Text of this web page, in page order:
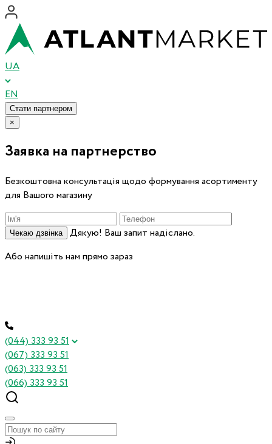
UA
EN
Стати партнером
×
Заявка на партнерство
Безкоштовна консультація щодо формування асортименту
для Вашого магазину
Чекаю дзвінка
Дякую! Ваш запит надіслано.
Або напишіть нам прямо зараз
(044) 333 93 51
(067) 333 93 51
(063) 333 93 51
(066) 333 93 51